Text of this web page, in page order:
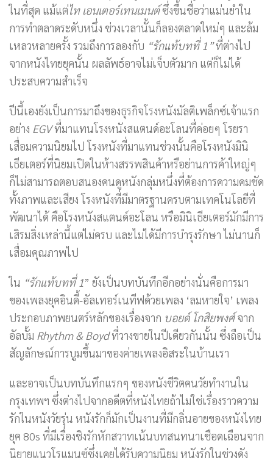
ในที่สุด แม้แต่ไท เอนเตอร์เทนเมนต์ซึ่งขึ้นชื่อว่าแม่นยำใน
การทำตลาดระดับหนึ่ง ช่วงเวลานั้นก็ลองตลาดใหม่ๆ และล้ม
เหลวหลายครั้ง รวมถึงการลองกับ “รักแท้บทที่ 1”ที่ต่างไป
จากหนังไทยยุคนั้น ผลลัพธ์อาจไม่เจ็บตัวมาก แต่ก็ไม่ได้
ประสบความสำเร็จ
ปีนี้เองยังเป็นการมาถึงของธุรกิจโรงหนังมัลติเพล็กซ์เจ้าแรก
อย่าง EGVที่มาแทนโรงหนังสแตนด์อะโลนที่ค่อยๆ โรยรา
เสื่อมความนิยมไป โรงหนังที่มาแทนช่วงนั้นคือโรงหนังมินิ
เธียเตอร์ที่นิยมเปิดในห้างสรรพสินค้าหรือย่านการค้าใหญ่ๆ
ก็ไม่สามารถตอบสนองคนดูหนังกลุ่มหนึ่งที่ต้องการความคมชัด
ทั้งภาพและเสียง โรงหนังที่มีมาตรฐานครบตามเทคโนโลยีที่
พัฒนาได้ คือโรงหนังสแตนด์อะโลน หรือมินิเธียเตอร์มักมีการ
เสิรมสิ่งเหล่านี้แต่ไม่ครบ และไม่ได้มีการบำรุงรักษา ไม่นานก็
เสื่อมคุณภาพไป
ใน “รักแท้บทที่ 1” ยังเป็นบทบันทึกอีกอย่างนั่นคือการมา
ของเพลงยุคอินดี้-อัลเทอร์เนทีฟด้วยเพลง ‘ลมหายใจ’ เพลง
ประกอบภาพยนตร์หลักของเรื่องจาก บอยด์ โกสิยพงศ์จาก
อัลบั้ม Rhythm & Boydที่วางขายในปีเดียวกันนั้น ซึ่งถือเป็น
สัญลักษณ์การบูมขึ้นมาของค่ายเพลงอิสระในบ้านเรา
และอาจเป็นบทบันทึกแรกๆ ของหนังชีวิตคนวัยทำงานใน
กรุงเทพฯ ซึ่งต่างไปจากอดีตที่หนังไทยถ้าไม่ใช่เรื่องราวความ
รักในหนังวัยรุ่น หนังรักก็มักเป็นงานที่มีกลิ่นอายของหนังไทย
ยุค 80s ที่มีเรื่องชิงรักหักสวาทเน้นบทสนทนาเชือดเฉือนจาก
นิยายแนวโรแมนซ์ซึ่งเคยได้รับความนิยม หนังรักในช่วงดัง